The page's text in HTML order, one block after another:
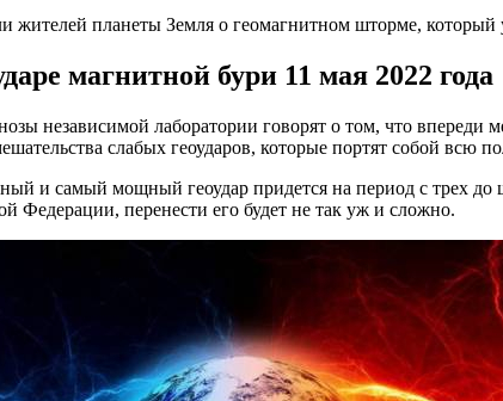
жителей планеты Земля о геомагнитном шторме, который
магнитной бури 11 мая 2022 года
независимой лаборатории говорят о том, что
слабых геоударов, которые портят собой
и самый мощный геоудар придется на период с трех до
Федерации, перенести его будет не так уж и сложно.